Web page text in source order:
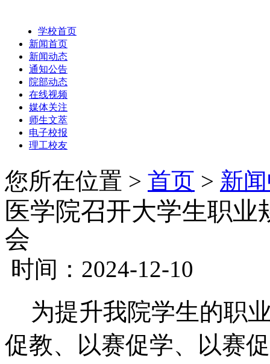
学校首页
新闻首页
新闻动态
通知公告
院部动态
在线视频
媒体关注
师生文萃
电子校报
理工校友
您所在位置 > 首页 > 新
医学院召开大学生职
会
时间：2024-12-10
为提升我院学生的职
促教、以赛促学、以赛促